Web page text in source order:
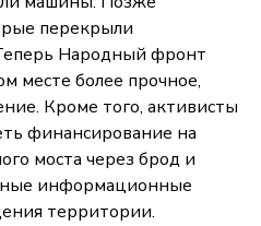
перекрыли
Народный фронт
месте более прочное,
Кроме того, активисты
финансирование на
моста через брод и
информационные
территории.